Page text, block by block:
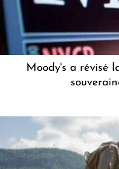
Moody's a révisé